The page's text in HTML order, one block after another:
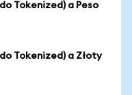
Tokenized) a Peso
Tokenized) a Złoty